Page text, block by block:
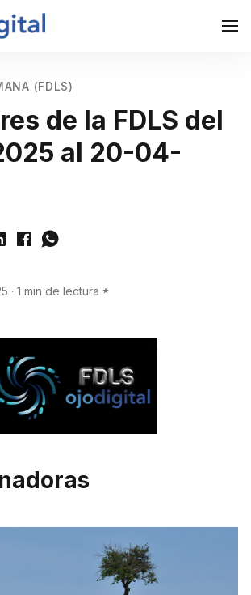
(FDLS)
de la FDLS del
al 20-04-
· 1 min de lectura